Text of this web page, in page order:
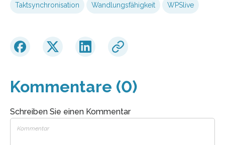
Taktsynchronisation Wandlungsfähigkeit WPSlive
Kommentare (0)
Schreiben Sie einen Kommentar